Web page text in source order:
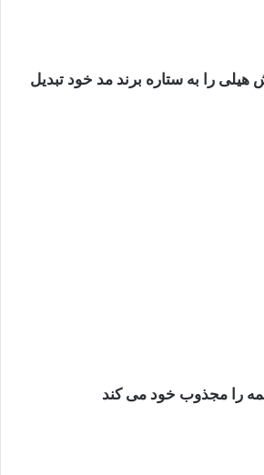
را به ستاره برند مد خود تبدیل
را مجذوب خود می‌ کند